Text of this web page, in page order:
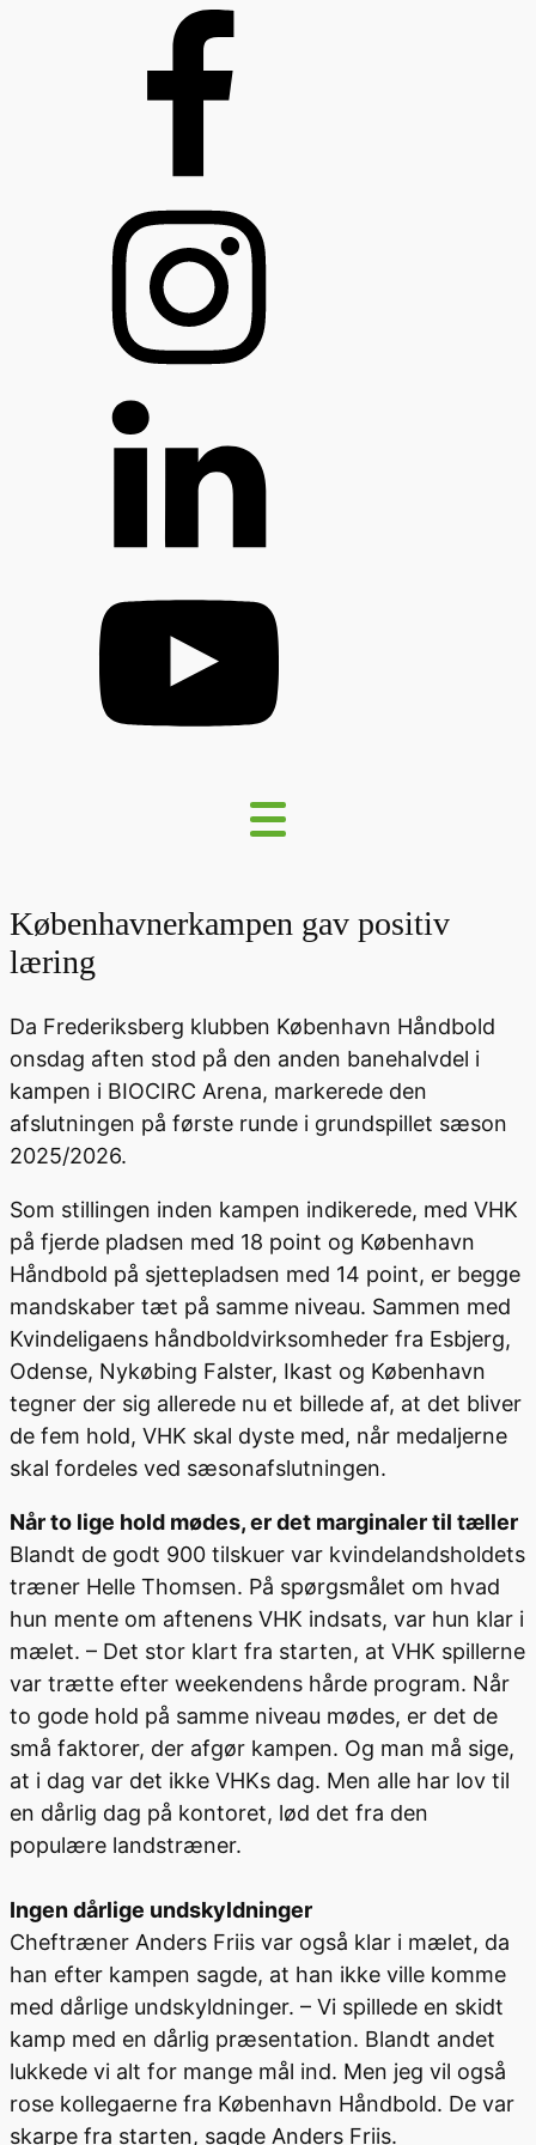
Københavnerkampen gav positiv
læring
Da Frederiksberg klubben København Håndbold
onsdag aften stod på den anden banehalvdel i
kampen i BIOCIRC Arena, markerede den
afslutningen på første runde i grundspillet sæson
2025/2026.
Som stillingen inden kampen indikerede, med VHK
på fjerde pladsen med 18 point og København
Håndbold på sjettepladsen med 14 point, er begge
mandskaber tæt på samme niveau. Sammen med
Kvindeligaens håndboldvirksomheder fra Esbjerg,
Odense, Nykøbing Falster, Ikast og København
tegner der sig allerede nu et billede af, at det bliver
de fem hold, VHK skal dyste med, når medaljerne
skal fordeles ved sæsonafslutningen.
Når to lige hold mødes, er det marginaler til tæller
Blandt de godt 900 tilskuer var kvindelandsholdets
træner Helle Thomsen. På spørgsmålet om hvad
hun mente om aftenens VHK indsats, var hun klar i
mælet. – Det stor klart fra starten, at VHK spillerne
var trætte efter weekendens hårde program. Når
to gode hold på samme niveau mødes, er det de
små faktorer, der afgør kampen. Og man må sige,
at i dag var det ikke VHKs dag. Men alle har lov til
en dårlig dag på kontoret, lød det fra den
populære landstræner.
Ingen dårlige undskyldninger
Cheftræner Anders Friis var også klar i mælet, da
han efter kampen sagde, at han ikke ville komme
med dårlige undskyldninger. – Vi spillede en skidt
kamp med en dårlig præsentation. Blandt andet
lukkede vi alt for mange mål ind. Men jeg vil også
rose kollegaerne fra København Håndbold. De var
skarpe fra starten, sagde Anders Friis.